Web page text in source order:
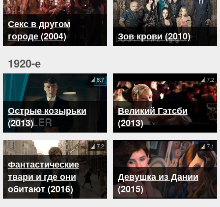
Секс в другом
городе (2004)
Зов крови (2010)
1920-е
Острые козырьки
(2013)
8.7
Великий Гэтсби
(2013)
7.2
Фантастические
твари и где они
обитают (2016)
7.2
Девушка из Дании
(2015)
7.1